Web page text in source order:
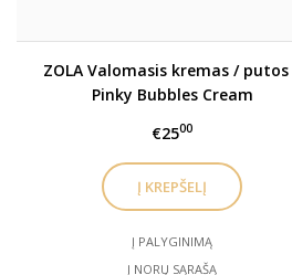
ZOLA Valomasis kremas / putos
Pinky Bubbles Cream
€2500
Į PALYGINIMĄ
Į NORŲ SĄRAŠĄ